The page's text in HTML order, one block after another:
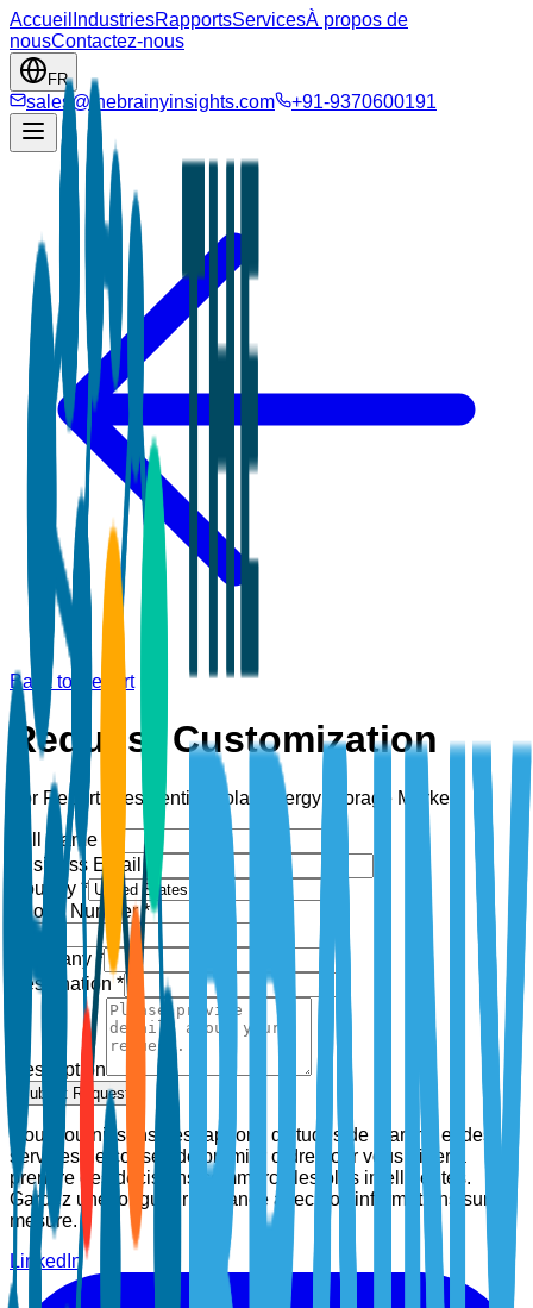
Accueil IndustriesRapportsServicesÀ propos de
nousContactez-nous
FR
sales@thebrainyinsights.com +91-9370600191
Back to Report
Request Customization
For Report: Residential Solar Energy Storage Market
Full Name *
Business Email *
Country *
Phone Number *
Company *
Designation *
Description
Submit Request
Nous fournissons des rapports d'études de marché et des
services de conseil de premier ordre pour vous aider à
prendre des décisions commerciales plus intelligentes.
Gardez une longueur d'avance avec nos informations sur
mesure.
LinkedIn